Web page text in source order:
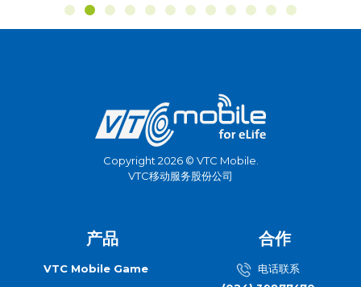
Copyright 2026 © VTC Mobile.
VTC移动服务股份公司
产品
VTC Mobile Game
合作
电话联系